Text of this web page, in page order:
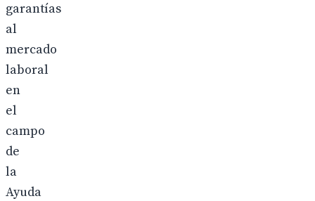
garantías
al
mercado
laboral
en
el
campo
de
la
Ayuda